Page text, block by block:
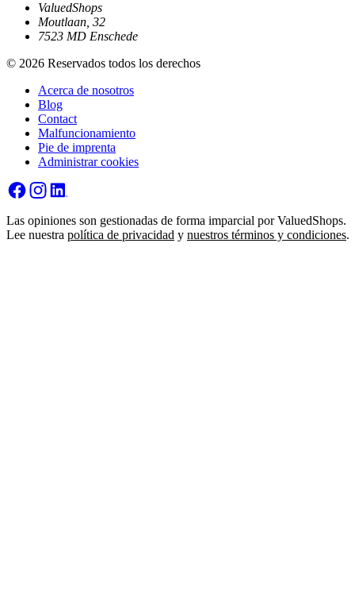
ValuedShops
Moutlaan, 32
7523 MD Enschede
© 2026 Reservados todos los derechos
Acerca de nosotros
Blog
Contact
Malfuncionamiento
Pie de imprenta
Administrar cookies
Las opiniones son gestionadas de forma imparcial por ValuedShops.
Lee nuestra política de privacidad y nuestros términos y condiciones.